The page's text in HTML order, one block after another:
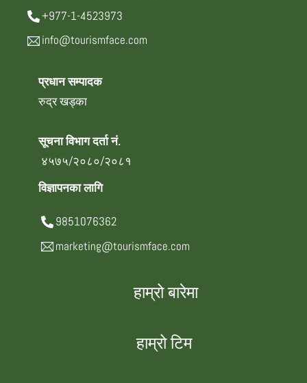
+977-1-4523973
info@tourismface.com
प्रधान सम्पादक
रुद्र खड्का
सूचना विभाग दर्ता नं.
४५७५/२०८०/२०८१
विज्ञापनका लागि
9851076362
marketing@tourismface.com
हाम्रो बारेमा
हाम्रो टिम